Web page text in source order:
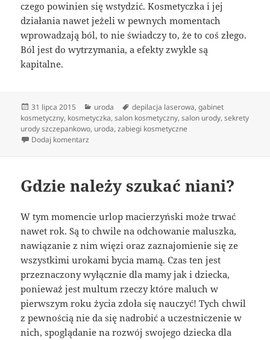
czego powinien się wstydzić. Kosmetyczka i jej
działania nawet jeżeli w pewnych momentach
wprowadzają ból, to nie świadczy to, że to coś złego.
Ból jest do wytrzymania, a efekty zwykle są
kapitalne.
Data
publikacji
31 lipca 2015 Kategorie
uroda Tagi
depilacja laserowa,gabinet
kosmetyczny, kosmetyczka,salon kosmetyczny,salon urody,sekrety
urody szczepankowo, uroda,zabiegi kosmetyczne
Dodaj komentarz
Gdzie należy szukać niani?
W tym momencie urlop macierzyński może trwać
nawet rok. Są to chwile na odchowanie maluszka,
nawiązanie z nim więzi oraz zaznajomienie się ze
wszystkimi urokami bycia mamą. Czas ten jest
przeznaczony wyłącznie dla mamy jak i dziecka,
ponieważ jest multum rzeczy które maluch w
pierwszym roku życia zdoła się nauczyć! Tych chwil
z pewnością nie da się nadrobić a uczestniczenie w
nich, spoglądanie na rozwój swojego dziecka dla